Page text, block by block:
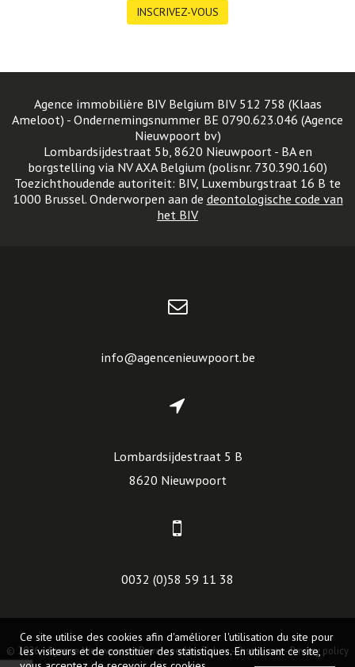
INSCRIVEZ-VOUS
Agence immobilière BIV Belgium BIV 512 758 (Klaas
Ameloot) - Ondernemingsnummer BE 0790.623.046 (Agence
Nieuwpoort bv)
Lombardsijdestraat 5b, 8620 Nieuwpoort - BA en
borgstelling via NV AXA Belgium (polisnr. 730.390.160)
Toezichthoudende autoriteit: BIV, Luxemburgstraat 16 B te
1000 Brussel. Onderworpen aan de deontologische code van
het BIV
info@agencenieuwpoort.be
Lombardsijdestraat 5 B
8620 Nieuwpoort
0032 (0)58 59 11 38
© 2026 - Agence Nieuwpoort -Developed by Zabun -Disclaimer-Privacy policy
Ce site utilise des cookies afin d'améliorer l'utilisation du site pour
les visiteurs et de constituer des statistiques. En utilisant ce site,